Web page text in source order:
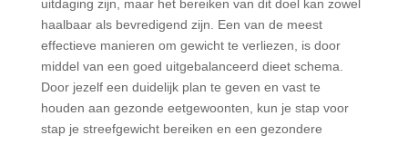
uitdaging zijn, maar het bereiken van dit doel kan zowel
haalbaar als bevredigend zijn. Een van de meest
effectieve manieren om gewicht te verliezen, is door
middel van een goed uitgebalanceerd dieet schema.
Door jezelf een duidelijk plan te geven en vast te
houden aan gezonde eetgewoonten, kun je stap voor
stap je streefgewicht bereiken en een gezondere